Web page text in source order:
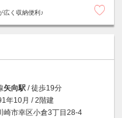
広く収納便利♪
矢向駅 / 徒歩19分
年10月 / 2階建
崎市幸区小倉3丁目28-4